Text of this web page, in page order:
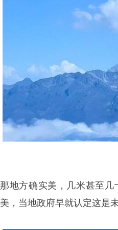
那地方确实美，几米甚至
美，当地政府早就认定这是